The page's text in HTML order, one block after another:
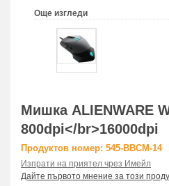
Още изгледи
Мишка ALIENWARE
800dpi</br>16000dpi
Продуктов номер: 545-BBCM-14
Изпрати на приятел чрез Имейл
Дайте първото мнение за този